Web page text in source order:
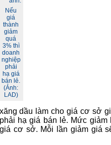
Nếu
giá
thành
giảm
quá
3% thì
doanh
nghiệp
phải
hạ giá
bán lẻ.
(Ảnh:
LAD)
dầu làm cho giá cơ sở
hạ giá bán lẻ. Mức giảm
cơ sở. Mỗi lần giảm giá